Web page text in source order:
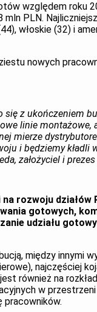
względem roku
PLN.
włoskie (32) i
nowych
się z ukończeniem
linie montażowe,
mierze
i będziemy kładli
założyciel i
rozwoju działów
gotowych,
udziału
między innymi
najczęściej
również na
w
pracowników.